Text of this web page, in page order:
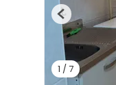
1 /7
Previous